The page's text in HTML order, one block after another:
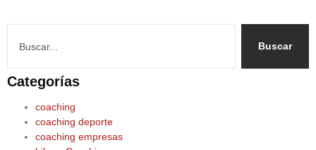
Buscar
Categorías
coaching
coaching deporte
coaching empresas